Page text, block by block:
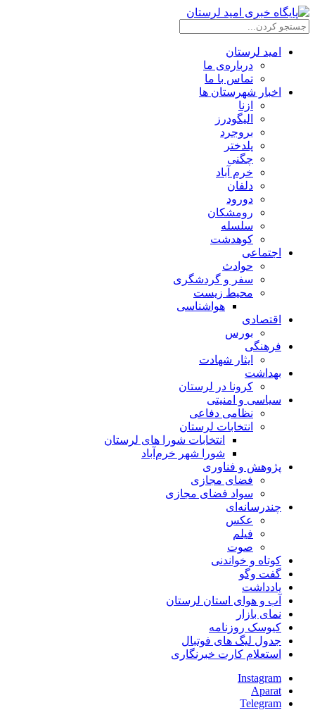
امید لرستان
درباره‌ی ما
تماس با ما
اخبار شهرستان ها
ازنا
الیگودرز
بروجرد
پلدختر
چگنی
خرم آباد
دلفان
دورود
رومشکان
سلسله
کوهدشت
اجتماعی
حوادث
سفر و گردشگری
محیط زیست
هواشناسی
اقتصادی
بورس
فرهنگی
ایثار شهادت
بهداشت
کرونا در لرستان
سیاسی و امنیتی
نظامی دفاعی
انتخابات لرستان
انتخابات شورا های لرستان
شورا شهر خرم‌آباد
پژوهش و فناوری
فضای مجازی
سواد فضای مجازی
چندرسانه‌ای
عكس
فیلم
صوت
کوتاه و خواندنی
گفت وگو
یادداشت
آب و هوای استان لرستان
نمای بازار
کیوسک روزنامه
جدول لیگ های فوتبال
استعلام کارت خبرنگاری
Instagram
Aparat
Telegram